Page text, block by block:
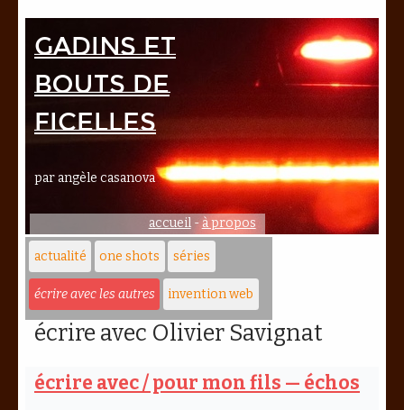
Gadins et
bouts de
ficelles
par angèle casanova
accueil-à propos
actualité one shots séries
écrire avec les autres invention web
écrire avec Olivier Savignat
écrire avec / pour mon fils — échos